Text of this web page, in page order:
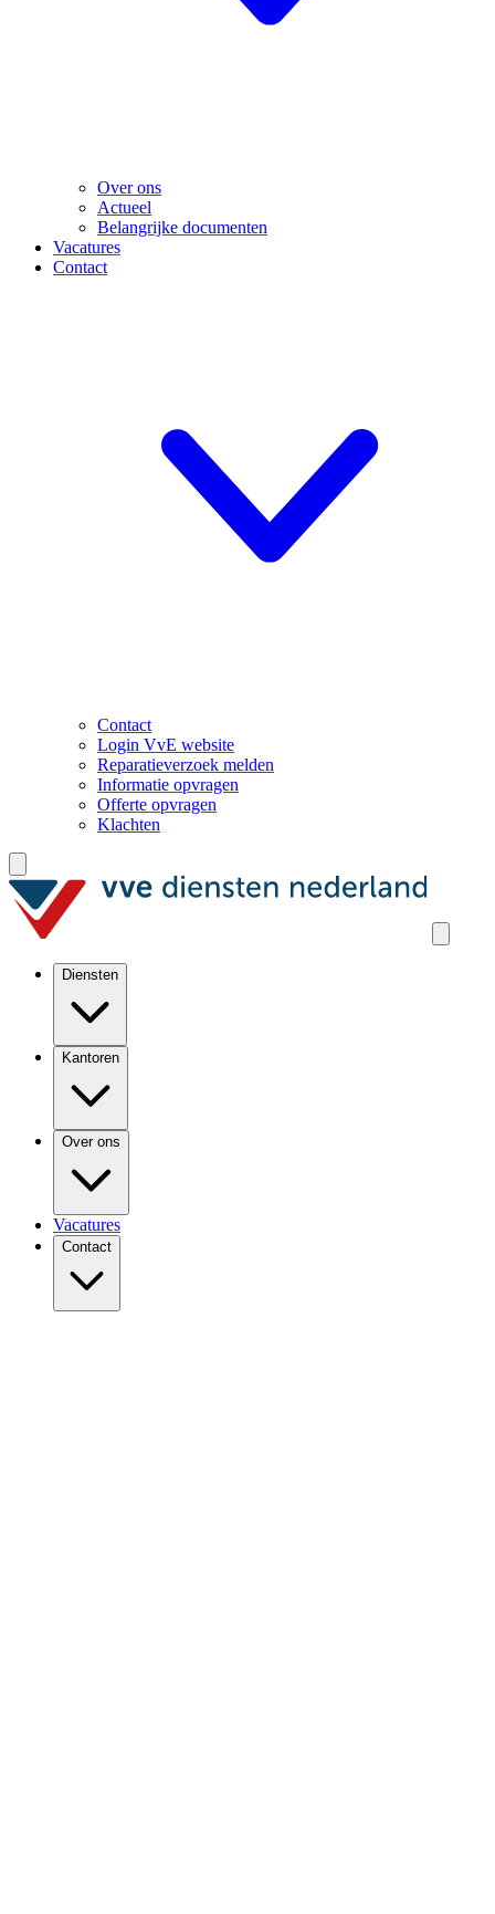
Over ons
Actueel
Belangrijke documenten
Vacatures
Contact
Contact
Login VvE website
Reparatieverzoek melden
Informatie opvragen
Offerte opvragen
Klachten
Diensten
Kantoren
Over ons
Vacatures
Contact